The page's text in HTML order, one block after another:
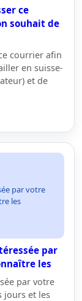
ce
souhait de
courrier afin
en suisse-
et de
par votre
les
par
les
par votre
jours et les